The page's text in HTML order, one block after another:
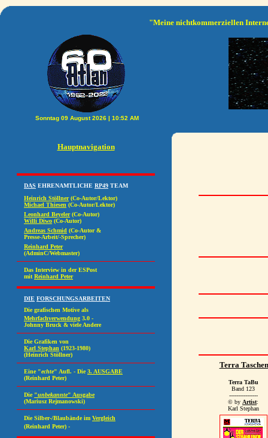
"Meine nichtkommerziellen
Hauptnavigation
Terra
Terra TaBu
Band 123
----------------
© by Artist:
Karl Stephan